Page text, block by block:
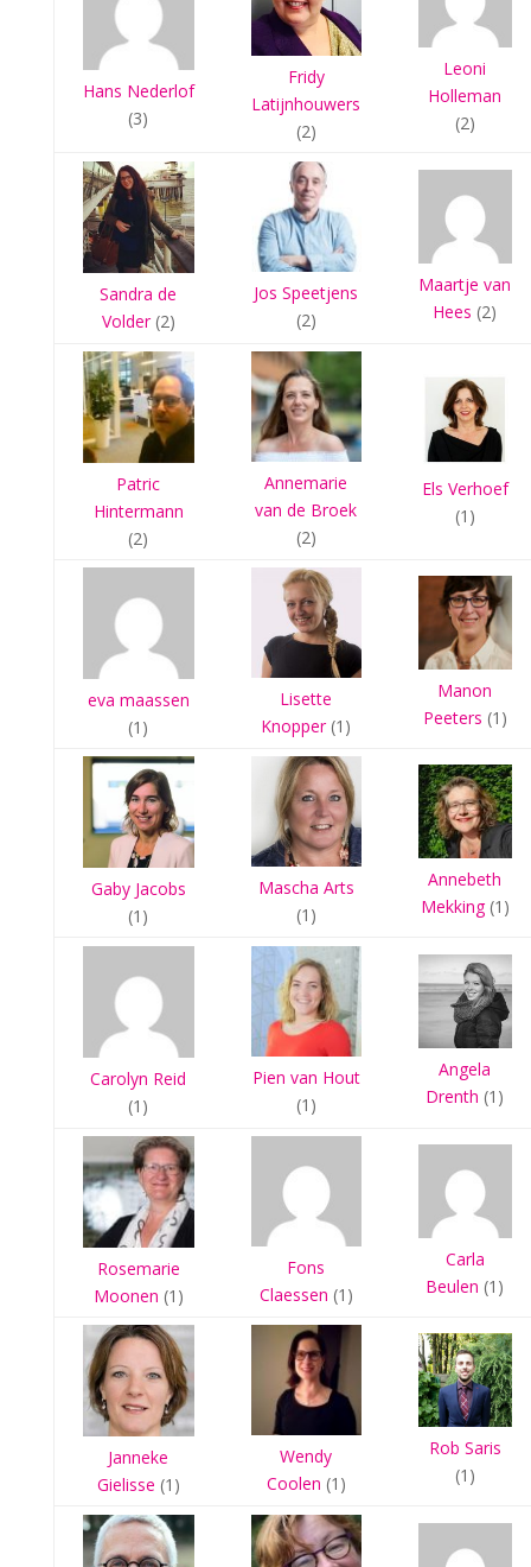
Hans Nederlof
(3)
Fridy
Latijnhouwers
(2)
Leoni
Holleman
(2)
Sandra de
Volder(2)
Jos Speetjens
(2)
Maartje van
Hees (2)
Patric
Hintermann
(2)
Annemarie
van de Broek
(2)
Els Verhoef
(1)
eva maassen
(1)
Lisette
Knopper(1)
Manon
Peeters (1)
Gaby Jacobs
(1)
Mascha Arts
(1)
Annebeth
Mekking(1)
Carolyn Reid
(1)
Pien van Hout
(1)
Angela
Drenth (1)
Rosemarie
Moonen (1)
Fons
Claessen (1)
Carla
Beulen (1)
Janneke
Gielisse (1)
Wendy
Coolen (1)
Rob Saris
(1)